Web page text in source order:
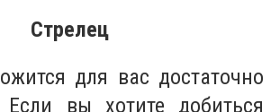
Стрелец
для вас достаточно
вы хотите добиться